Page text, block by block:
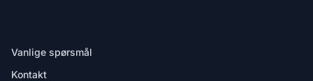
Vanlige spørsmål
Kontakt